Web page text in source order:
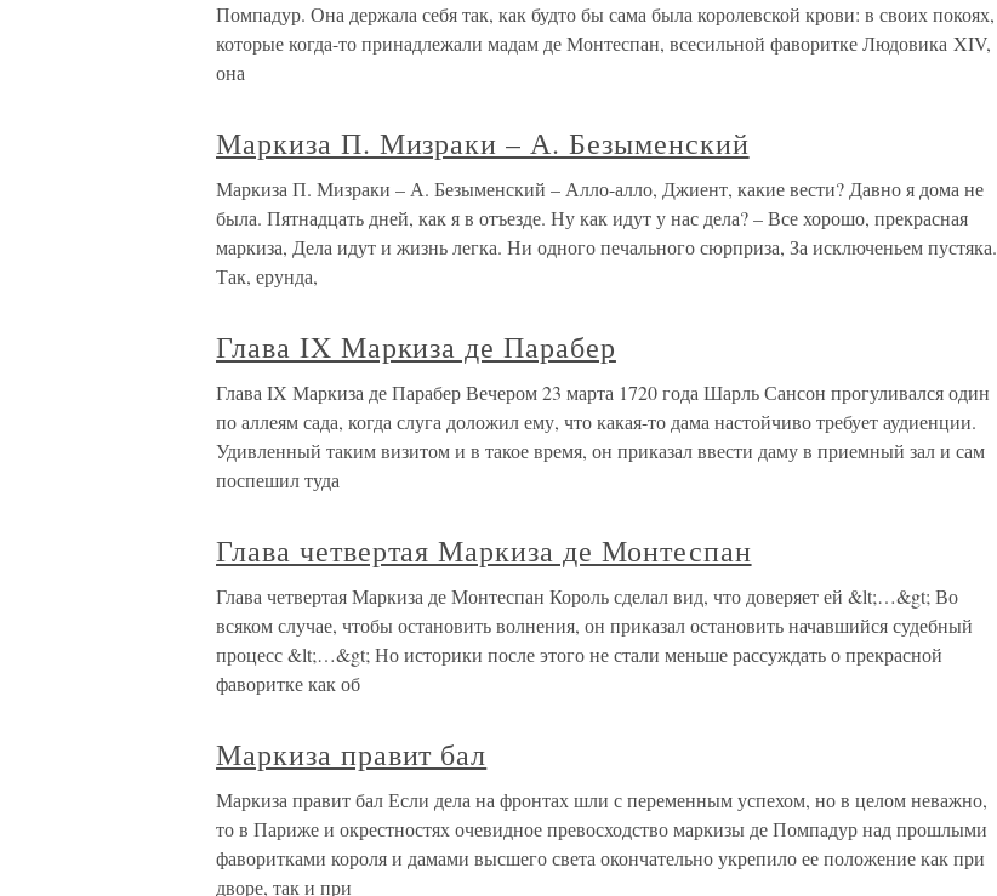
Помпадур. Она держала себя так, как будто бы сама была королевской крови: в своих покоях,
которые когда-то принадлежали мадам де Монтеспан, всесильной фаворитке Людовика XIV,
она
Маркиза П. Мизраки – А. Безыменский
Маркиза П. Мизраки – А. Безыменский – Алло-алло, Джиент, какие вести? Давно я дома не
была. Пятнадцать дней, как я в отъезде. Ну как идут у нас дела? – Все хорошо, прекрасная
маркиза, Дела идут и жизнь легка. Ни одного печального сюрприза, За исключеньем пустяка.
Так, ерунда,
Глава IX Маркиза де Парабер
Глава IX Маркиза де Парабер Вечером 23 марта 1720 года Шарль Сансон прогуливался один
по аллеям сада, когда слуга доложил ему, что какая-то дама настойчиво требует аудиенции.
Удивленный таким визитом и в такое время, он приказал ввести даму в приемный зал и сам
поспешил туда
Глава четвертая Маркиза де Монтеспан
Глава четвертая Маркиза де Монтеспан Король сделал вид, что доверяет ей &lt;…&gt; Во
всяком случае, чтобы остановить волнения, он приказал остановить начавшийся судебный
процесс &lt;…&gt; Но историки после этого не стали меньше рассуждать о прекрасной
фаворитке как об
Маркиза правит бал
Маркиза правит бал Если дела на фронтах шли с переменным успехом, но в целом неважно,
то в Париже и окрестностях очевидное превосходство маркизы де Помпадур над прошлыми
фаворитками короля и дамами высшего света окончательно укрепило ее положение как при
дворе, так и при